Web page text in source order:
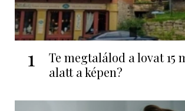
1
Te megtalálod a lovat 15
alatt a képen?